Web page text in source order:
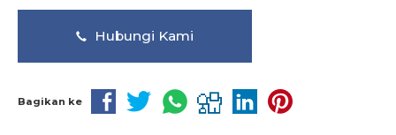
Hubungi Kami
Bagikan ke